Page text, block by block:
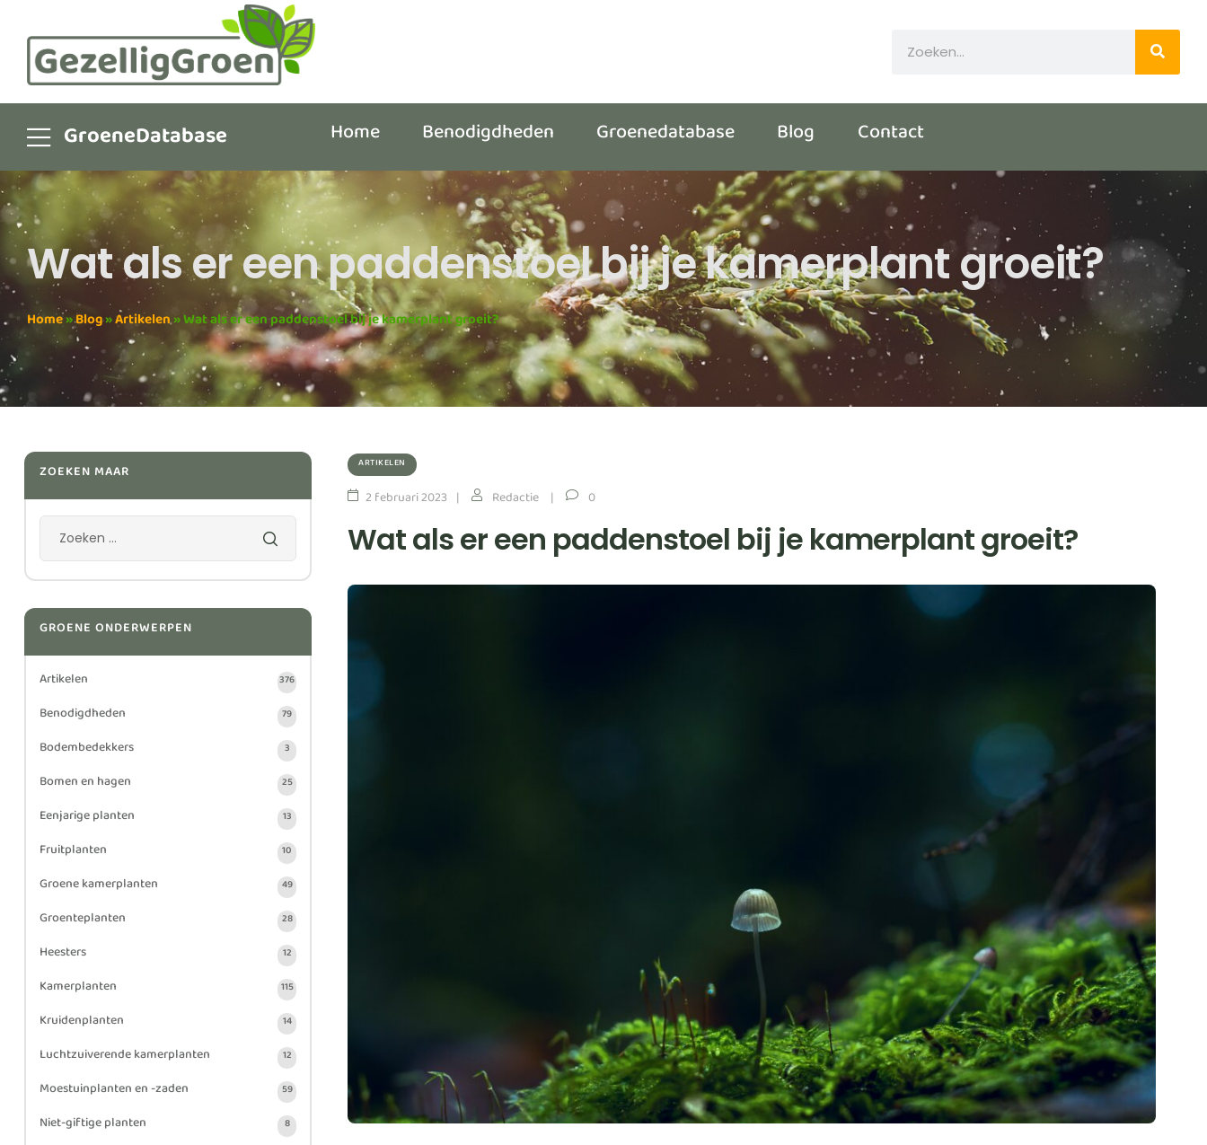
GroeneDatabase Home Benodigdheden Groenedatabase Blog Contact
Wat als er een paddenstoel bij je kamerplant groeit?
Home»Blog»Artikelen»Wat als er een paddenstoel bij je kamerplant groeit?
ARTIKELEN
2 februari 2023 Redactie 0
Wat als er een paddenstoel bij je kamerplant groeit?
ZOEKEN MAAR
GROENE ONDERWERPEN
Artikelen
376
Benodigdheden 79
Bodembedekkers 3
Bomen en hagen 25
Eenjarige planten 13
Fruitplanten 10
Groene kamerplanten 49
Groenteplanten 28
Heesters 12
Kamerplanten 115
Kruidenplanten 14
Luchtzuiverende kamerplanten 12
Moestuinplanten en -zaden 59
Niet-giftige planten 8